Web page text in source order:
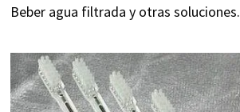
Beber agua filtrada y otras soluciones.